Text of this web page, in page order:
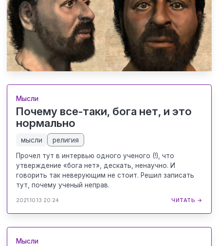
Мысли
Почему все-таки, бога нет, и это
нормально
мысли религия
Прочел тут в интервью одного ученого (!), что
утверждение «бога нет», дескать, ненаучно. И
говорить так неверующим не стоит. Решил записать
тут, почему ученый неправ.
2021.10.13 20:24 ЧИТАТЬ →
Мысли